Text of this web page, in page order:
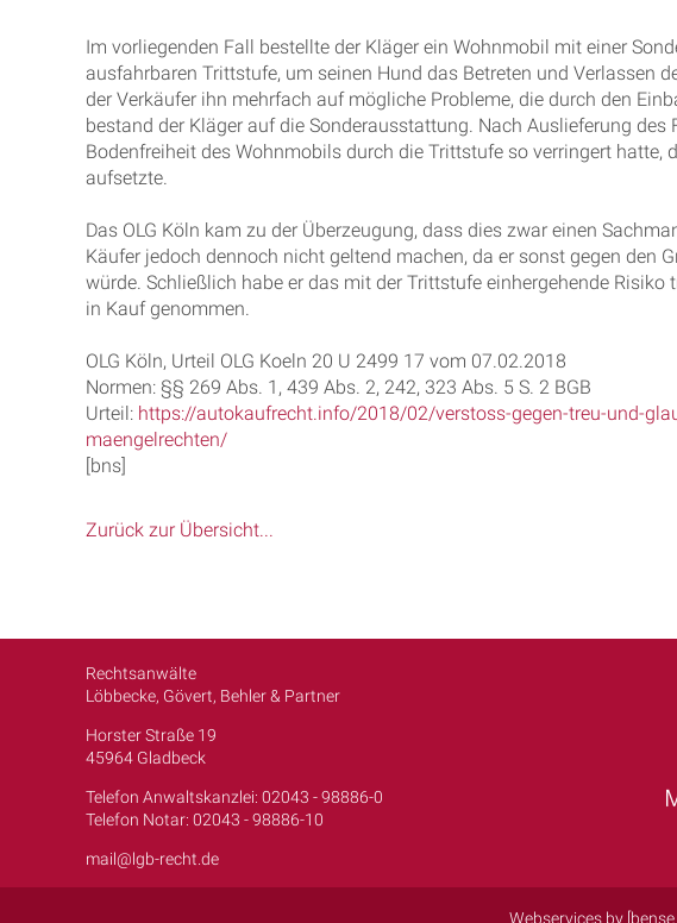
Im vorliegenden Fall bestellte der Kläger ein Wohnmobil mit einer
ausfahrbaren Trittstufe, um seinen Hund das Betreten und Verlassen
der Verkäufer ihn mehrfach auf mögliche Probleme, die durch den
bestand der Kläger auf die Sonderausstattung. Nach Auslieferung
Bodenfreiheit des Wohnmobils durch die Trittstufe so verringert hatte,
aufsetzte.
Das OLG Köln kam zu der Überzeugung, dass dies zwar einen
Käufer jedoch dennoch nicht geltend machen, da er sonst gegen den
würde. Schließlich habe er das mit der Trittstufe einhergehende
in Kauf genommen.
OLG Köln, Urteil OLG Koeln 20 U 2499 17 vom 07.02.2018
Normen: §§ 269 Abs. 1, 439 Abs. 2, 242, 323 Abs. 5 S. 2 BGB
Urteil: https://autokaufrecht.info/2018/02/verstoss-gegen-treu-und-
maengelrechten/
[bns]
Zurück zur Übersicht...
Rechtsanwälte
Löbbecke, Gövert, Behler & Partner
Horster Straße 19
45964 Gladbeck
Telefon Anwaltskanzlei: 02043 - 98886-0
Telefon Notar: 02043 - 98886-10
mail@lgb-recht.de
Webservices by